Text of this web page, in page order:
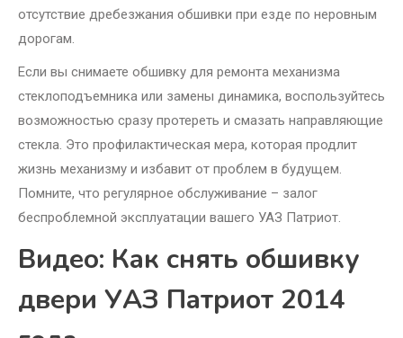
отсутствие дребезжания обшивки при езде по неровным
дорогам.
Если вы снимаете обшивку для ремонта механизма
стеклоподъемника или замены динамика, воспользуйтесь
возможностью сразу протереть и смазать направляющие
стекла. Это профилактическая мера, которая продлит
жизнь механизму и избавит от проблем в будущем.
Помните, что регулярное обслуживание – залог
беспроблемной эксплуатации вашего УАЗ Патриот.
Видео: Как снять обшивку
двери УАЗ Патриот 2014